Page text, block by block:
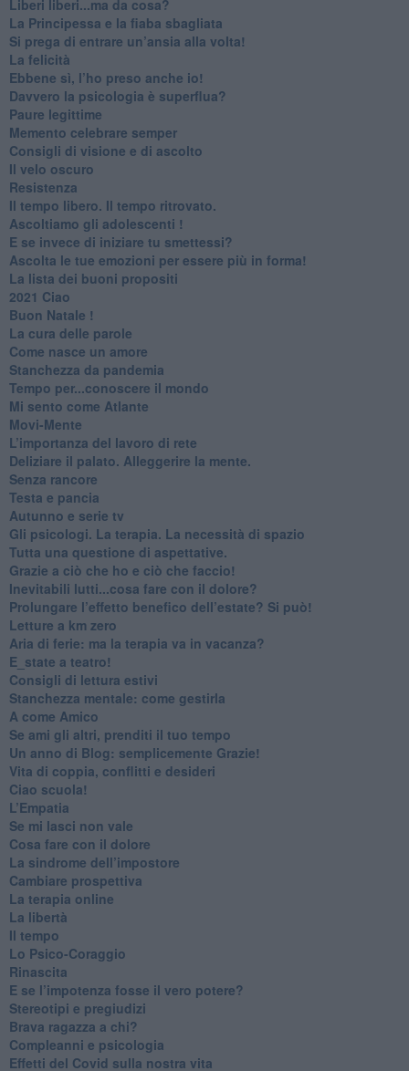
​Liberi liberi...ma da cosa?
​La Principessa e la fiaba sbagliata
Si prega di entrare un’ansia alla volta!
​La felicità
​Ebbene sì, l’ho preso anche io!
​Davvero la psicologia è superflua?
Paure legittime
​Memento celebrare semper
​Consigli di visione e di ascolto
​Il velo oscuro
Resistenza
​Il tempo libero. Il tempo ritrovato.
Ascoltiamo gli adolescenti !
​E se invece di iniziare tu smettessi?
​Ascolta le tue emozioni per essere più in forma!
​La lista dei buoni propositi
2021 Ciao
Buon Natale !
​La cura delle parole
​Come nasce un amore
Stanchezza da pandemia
​Tempo per...conoscere il mondo
​Mi sento come Atlante
​Movi-Mente
​L’importanza del lavoro di rete
​Deliziare il palato. Alleggerire la mente.
​Senza rancore
​Testa e pancia
​Autunno e serie tv
​Gli psicologi. La terapia. La necessità di spazio
​Tutta una questione di aspettative.
​Grazie a ciò che ho e ciò che faccio!
​Inevitabili lutti...cosa fare con il dolore?
Prolungare l’effetto benefico dell’estate? Si può!
​Letture a km zero
​Aria di ferie: ma la terapia va in vacanza?
​E_state a teatro!
​Consigli di lettura estivi
​Stanchezza mentale: come gestirla
​A come Amico
​Se ami gli altri, prenditi il tuo tempo
​Un anno di Blog: semplicemente Grazie!
​Vita di coppia, conflitti e desideri
​Ciao scuola!
​L’Empatia
​Se mi lasci non vale
Cosa fare con il dolore
​La sindrome dell’impostore
​Cambiare prospettiva
La terapia online
La libertà
​Il tempo
​Lo Psico-Coraggio
Rinascita
​E se l’impotenza fosse il vero potere?
Stereotipi e pregiudizi
​Brava ragazza a chi?
​Compleanni e psicologia
Effetti del Covid sulla nostra vita